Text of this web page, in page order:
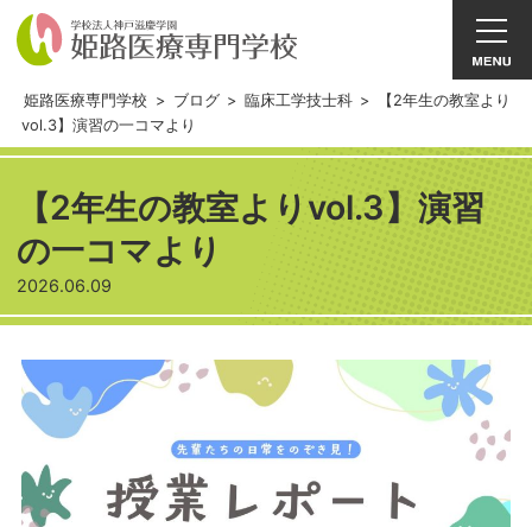
姫路医療専門学校 > ブログ > 臨床工学技士科 >
【2年生の教室より
vol.3】演習の一コマより
【2年生の教室よりvol.3】演習
の一コマより
2026.06.09